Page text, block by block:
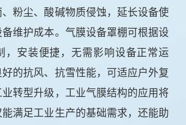
粉尘、酸碱物质侵蚀，延长设备使
维护成本。气膜设备罩棚可根据设
，安装便捷，无需影响设备正常运
的抗风、抗雪性能，可适应户外复
转型升级，工业气膜结构的应用将
满足工业生产的基础需求，还能助